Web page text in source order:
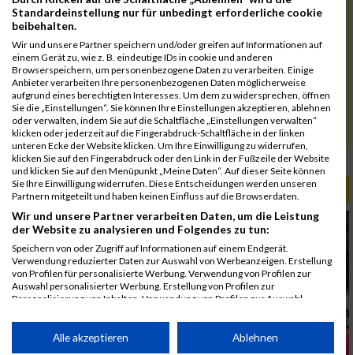
5074
Heinsohn
00:55:03.7
5145
Vumaz
5053
Cömert-Inan
00:56:04.7
5146
Herold
00:56:27.8
5092
Kürkaya
00:56:58.4
5143
Ulus
00:56:58.8
Rang:54.
ALBUM B2RUN MÜNCHEN / 15.07.2026
Standardeinstellung nur für unbedingt erforderliche cookie
beibehalten.
Wir und unsere Partner speichern und/oder greifen auf Informationen auf
einem Gerät zu, wie z. B. eindeutige IDs in cookie und anderen
Browserspeichern, um personenbezogene Daten zu verarbeiten. Einige
Anbieter verarbeiten Ihre personenbezogenen Daten möglicherweise
aufgrund eines berechtigten Interesses. Um dem zu widersprechen, öffnen
Sie die „Einstellungen“. Sie können Ihre Einstellungen akzeptieren, ablehnen
oder verwalten, indem Sie auf die Schaltfläche „Einstellungen verwalten“
klicken oder jederzeit auf die Fingerabdruck-Schaltfläche in der linken
unteren Ecke der Website klicken. Um Ihre Einwilligung zu widerrufen,
klicken Sie auf den Fingerabdruck oder den Link in der Fußzeile der Website
und klicken Sie auf den Menüpunkt „Meine Daten“. Auf dieser Seite können
Sie Ihre Einwilligung widerrufen. Diese Entscheidungen werden unseren
Partnern mitgeteilt und haben keinen Einfluss auf die Browserdaten.
Wir und unsere Partner verarbeiten Daten, um die Leistung
der Website zu analysieren und Folgendes zu tun:
Speichern von oder Zugriff auf Informationen auf einem Endgerät.
Verwendung reduzierter Daten zur Auswahl von Werbeanzeigen. Erstellung
von Profilen für personalisierte Werbung. Verwendung von Profilen zur
Auswahl personalisierter Werbung. Erstellung von Profilen zur
Personalisierung von Inhalten. Verwendung von Profilen zur Auswahl
Performance von Inhalten. Analyse von Zielgruppen durch Statistiken oder
Kombinationen von Daten aus verschiedenen Quellen. Entwicklung und
Alle akzeptieren Ablehnen